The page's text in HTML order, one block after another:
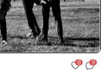
8 9